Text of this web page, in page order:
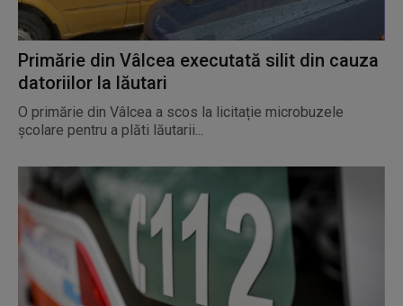
Primărie din Vâlcea executată silit din cauza
datoriilor la lăutari
O primărie din Vâlcea a scos la licitație microbuzele
școlare pentru a plăti lăutarii...